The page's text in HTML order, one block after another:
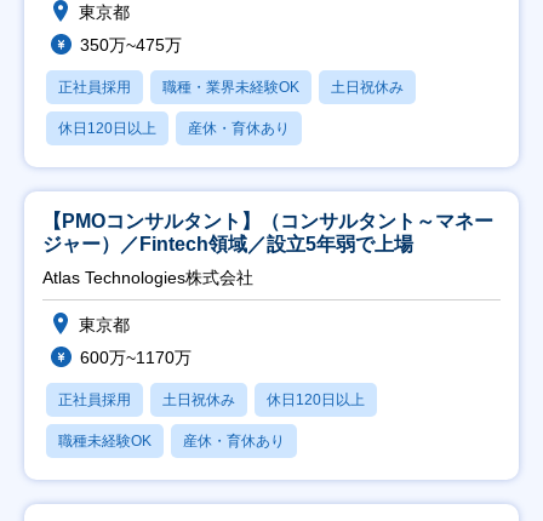
東京都
350万~475万
正社員採用 職種・業界未経験OK 土日祝休み
休日120日以上 産休・育休あり
【PMOコンサルタント】（コンサルタント～マネー
ジャー）／Fintech領域／設立5年弱で上場
Atlas Technologies株式会社
東京都
600万~1170万
正社員採用 土日祝休み 休日120日以上
職種未経験OK 産休・育休あり